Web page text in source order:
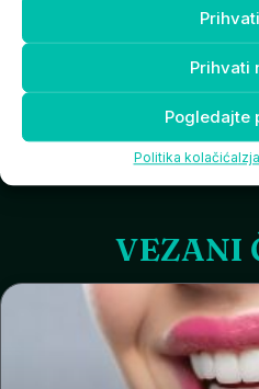
Prihvati
Pogledajte
Politika kolačića
Upravo je dobra
zdravlja – bez nje
pojaviti ili nastati na
mjestu koje nije
VEZANI